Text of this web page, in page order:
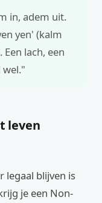
in, adem uit.
yen' (kalm
lach, een
leven
legaal blijven is
je een Non-